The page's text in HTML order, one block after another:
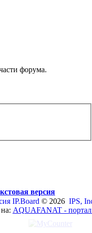
форума.
версия
IP.Board © 2026 IPS,
AQUAFANAT -